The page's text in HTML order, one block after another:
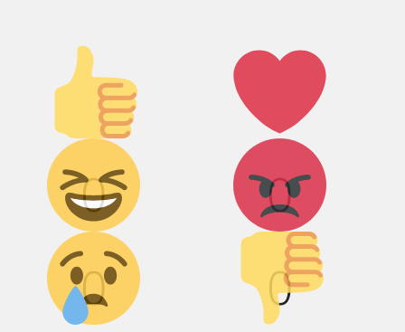
Палец
вверх!
0
Лайк!
0
Дикий
смех!
0
Агрессия!
0
Грусть :(
Палец
вниз!